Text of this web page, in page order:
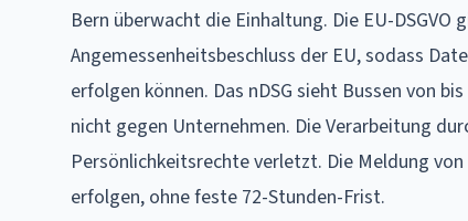
Bern überwacht die Einhaltung. Die EU-
Angemessenheitsbeschluss der EU, sodass
erfolgen können. Das nDSG sieht Bussen von
nicht gegen Unternehmen. Die Verarbeitung
Persönlichkeitsrechte verletzt. Die Meldung
erfolgen, ohne feste 72-Stunden-Frist.